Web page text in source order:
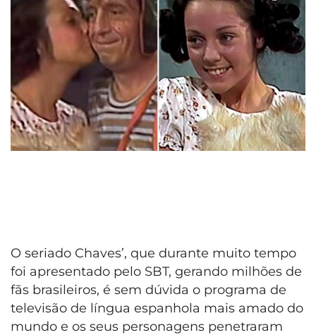
O seriado Chaves’, que durante muito tempo
foi apresentado pelo SBT, gerando milhões de
fãs brasileiros, é sem dúvida o programa de
televisão de língua espanhola mais amado do
mundo e os seus personagens penetraram